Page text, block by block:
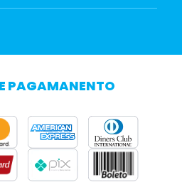
PAGAMANENTO